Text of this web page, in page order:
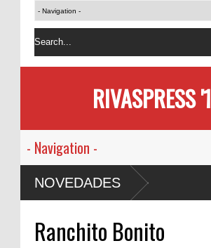
RIVASPRESS
NOVEDADES
Ranchito Bonito